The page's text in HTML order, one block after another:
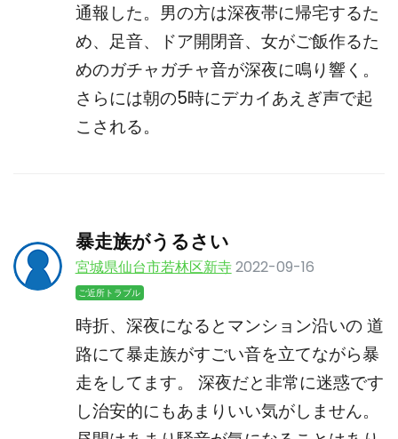
通報した。男の方は深夜帯に帰宅するた
め、足音、ドア開閉音、女がご飯作るた
めのガチャガチャ音が深夜に鳴り響く。
さらには朝の5時にデカイあえぎ声で起
こされる。
暴走族がうるさい
宮城県仙台市若林区新寺2022-09-16
ご近所トラブル
時折、深夜になるとマンション沿いの 道
路にて暴走族がすごい音を立てながら暴
走をしてます。 深夜だと非常に迷惑です
し治安的にもあまりいい気がしません。